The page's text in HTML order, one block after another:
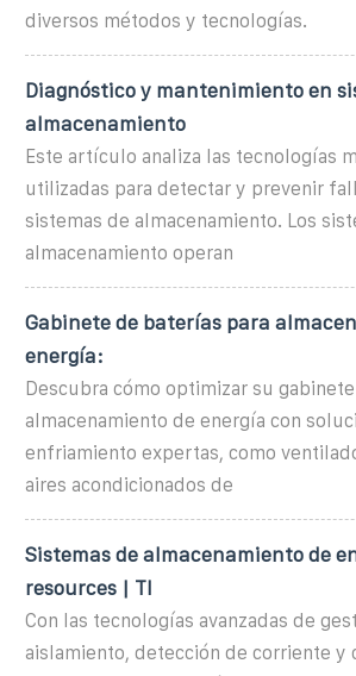
diversos métodos y tecnologías.
Diagnóstico y mantenimiento en
almacenamiento
Este artículo analiza las tecnologías
utilizadas para detectar y prevenir
sistemas de almacenamiento. Los
almacenamiento operan
Gabinete de baterías para
energía:
Descubra cómo optimizar su
almacenamiento de energía con
enfriamiento expertas, como
aires acondicionados de
Sistemas de almacenamiento de
resources | TI
Con las tecnologías avanzadas de
aislamiento, detección de corriente y